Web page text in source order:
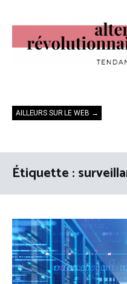
contenu
AILLEURS SUR LE WEB →
Étiquette :